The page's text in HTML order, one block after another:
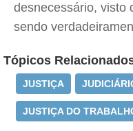
desnecessário, visto
sendo
Tópicos
JUSTIÇA
JUSTIÇA DO